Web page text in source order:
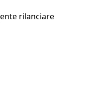
rilanciare